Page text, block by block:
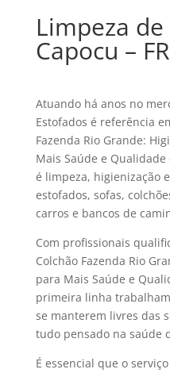
Limpeza
Capocu –
Atuando há anos no
Estofados é referência
Fazenda Rio Grande:
Mais Saúde e
é limpeza, higienização
estofados, sofas,
carros e bancos de
Com profissionais
Colchão Fazenda Rio
para Mais Saúde e
primeira linha
se manterem livres das
tudo pensado na saúde
É essencial que o